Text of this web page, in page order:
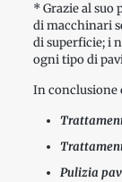
* Grazie al suo
di macchinari
di superficie; i
ogni tipo di
In conclusione
Pulizia